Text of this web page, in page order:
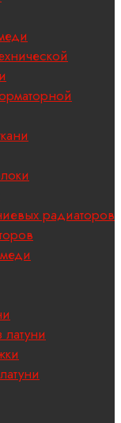
радиаторов